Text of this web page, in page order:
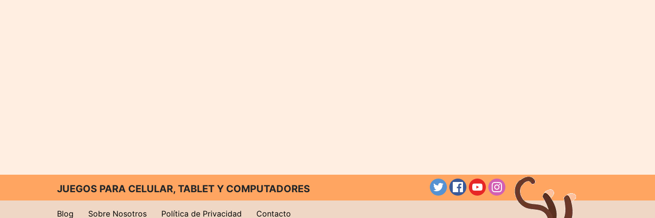
JUEGOS PARA CELULAR, TABLET Y COMPUTADORES
Blog Sobre Nosotros Política de Privacidad Contacto